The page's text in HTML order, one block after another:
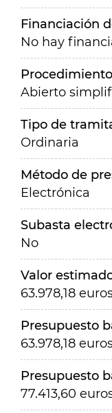
Financiación
No hay
Abierto
Tipo de
Ordinaria
Método de
Electrónica
Subasta
No
Valor
63.978,18
Presupuesto
63.978,18
Presupuesto
77.413,60